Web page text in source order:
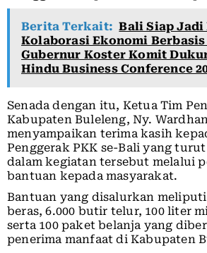
Berita Terkait: Bali Siap Jadi
Kolaborasi Ekonomi Berbasis
Gubernur Koster Komit
Hindu Business Conference
Senada dengan itu, Ketua Tim
Kabupaten Buleleng, Ny.
menyampaikan terima kasih
Penggerak PKK se-Bali yang
dalam kegiatan tersebut melalui
bantuan kepada masyarakat.
Bantuan yang disalurkan
beras, 6.000 butir telur, 100 liter
serta 100 paket belanja yang
penerima manfaat di Kabupaten